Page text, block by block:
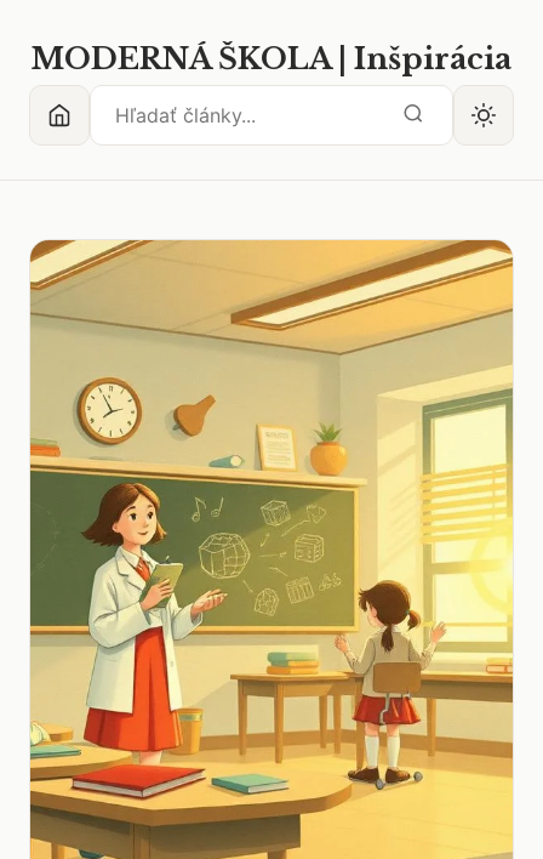
MODERNÁ ŠKOLA | Inšpirácia